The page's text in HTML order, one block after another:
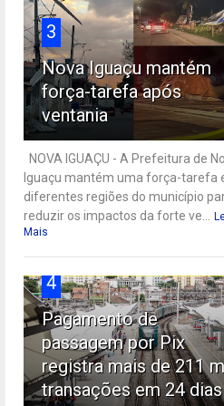
3
Nova Iguaçu mantém
força-tarefa após
ventania
NOVA IGUAÇU - A Prefeitura de
Iguaçu mantém uma força-tarefa
diferentes regiões do município
reduzir os impactos da forte ve...
Mais
4
Pagamento de
passagem por Pix
registra mais de 211
transações em 24 dias